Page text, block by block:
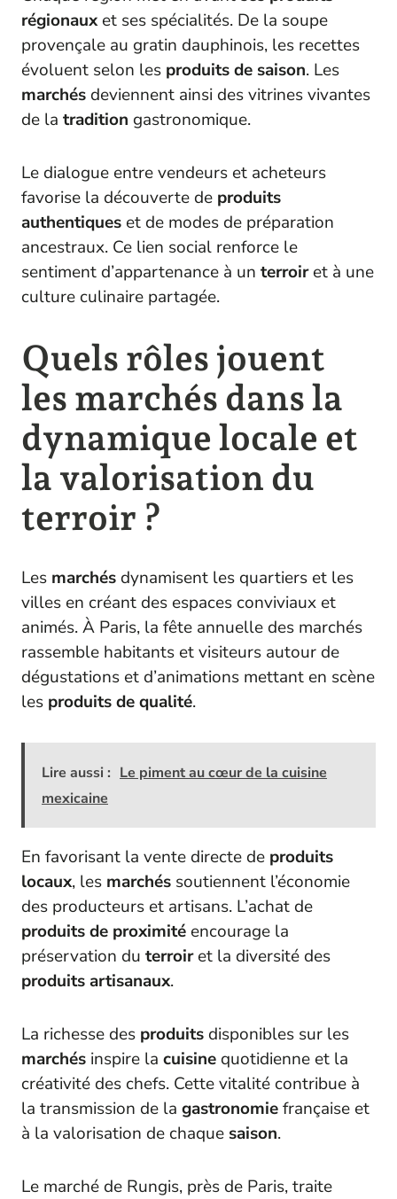
régionauxet ses spécialités. De la soupe
provençale au gratin dauphinois, les recettes
évoluent selon les produits de saison. Les
marchés deviennent ainsi des vitrines vivantes
de la tradition gastronomique.
Le dialogue entre vendeurs et acheteurs
favorise la découverte de produits
authentiques et de modes de préparation
ancestraux. Ce lien social renforce le
sentiment d’appartenance à un terroiret à une
culture culinaire partagée.
Quels rôles jouent
les marchés dans la
dynamique locale et
la valorisation du
terroir ?
Les marchés dynamisent les quartiers et les
villes en créant des espaces conviviaux et
animés. À Paris, la fête annuelle des marchés
rassemble habitants et visiteurs autour de
dégustations et d’animations mettant en scène
les produits de qualité.
Lire aussi : Le piment au cœur de la cuisine
mexicaine
En favorisant la vente directe de produits
locaux, les marchés soutiennent l’économie
des producteurs et artisans. L’achat de
produits de proximité encourage la
préservation du terroiret la diversité des
produits artisanaux.
La richesse des produits disponibles sur les
marchés inspire la cuisine quotidienne et la
créativité des chefs. Cette vitalité contribue à
la transmission de la gastronomiefrançaise et
à la valorisation de chaque saison.
Le marché de Rungis, près de Paris, traite